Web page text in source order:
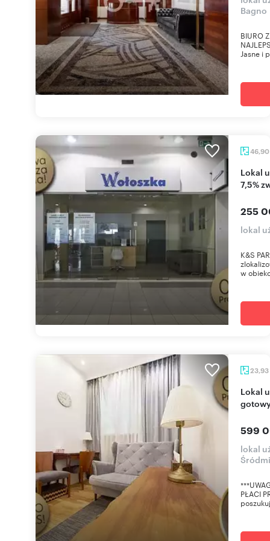
Bagno
BIURO
Jasne i
46,90
Lokal usługowy z witryną, gotowiec inwestycyjny,
7,5%
255
lokal
K&S
w
23,93
Lokal użytkowy 23,93 m2 w centrum Warszawy,
599
lokal
PŁACI